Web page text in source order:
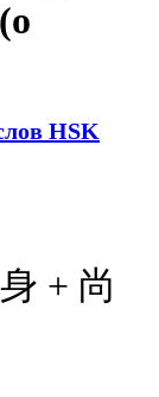
HSK
身 + 尚